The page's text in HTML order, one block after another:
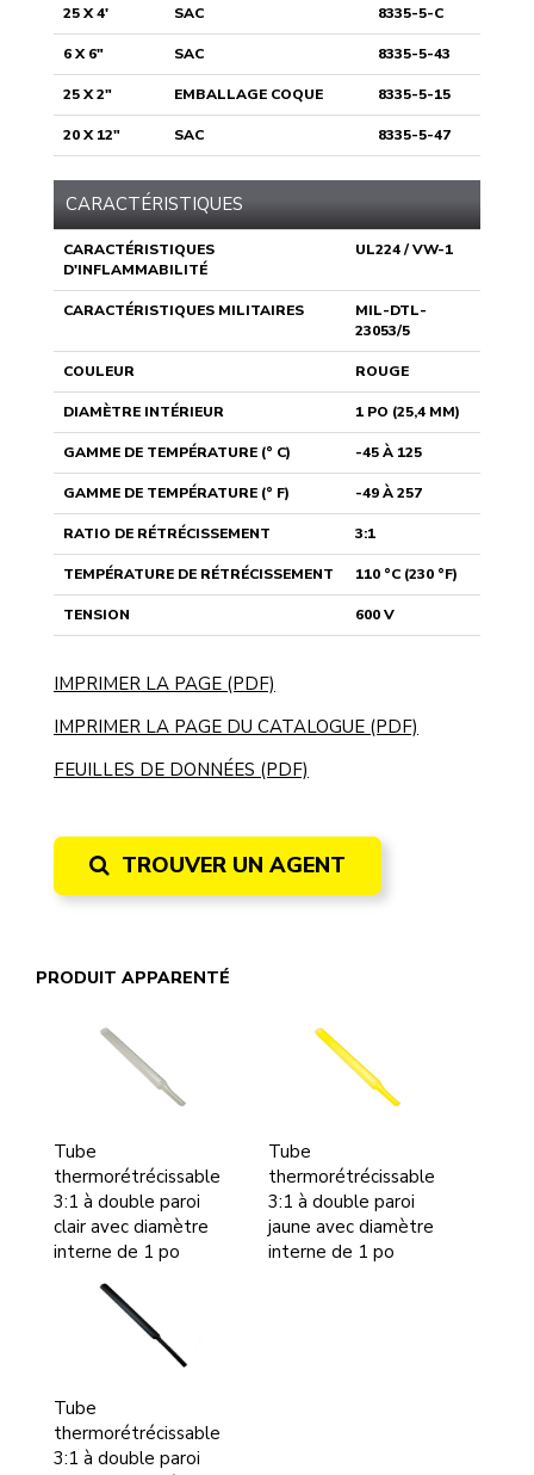
25 X 4' SAC 8335-5-C
6 X 6" SAC 8335-5-43
25 X 2" EMBALLAGE COQUE 8335-5-15
20 X 12" SAC 8335-5-47
CARACTÉRISTIQUES
CARACTÉRISTIQUES
D'INFLAMMABILITÉ
UL224 / VW-1
CARACTÉRISTIQUES MILITAIRES
MIL-DTL-
23053/5
COULEUR ROUGE
DIAMÈTRE INTÉRIEUR 1 PO (25,4 MM)
GAMME DE TEMPÉRATURE (° C) -45 À 125
GAMME DE TEMPÉRATURE (° F) -49 À 257
RATIO DE RÉTRÉCISSEMENT 3:1
TEMPÉRATURE DE RÉTRÉCISSEMENT 110 °C (230 °F)
TENSION 600 V
IMPRIMER LA PAGE (PDF)
IMPRIMER LA PAGE DU CATALOGUE (PDF)
FEUILLES DE DONNÉES (PDF)
TROUVER UN AGENT
PRODUIT APPARENTÉ
Tube
thermorétrécissable
3:1 à double paroi
clair avec diamètre
interne de 1 po
Tube
thermorétrécissable
3:1 à double paroi
jaune avec diamètre
interne de 1 po
Tube
thermorétrécissable
3:1 à double paroi